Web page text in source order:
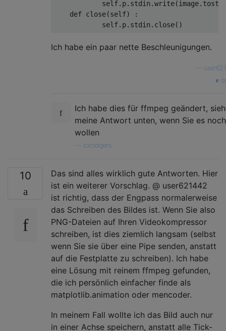
def close(self) :
Ich habe ein paar nette Beschleunigungen.
Ich habe dies für ffmpeg geändert,
meine Antwort unten, wenn Sie es noch
wollen
cxrodgers
10
Das sind alles wirklich gute Antworten. Hier
ist ein weiterer Vorschlag. @ user621442
ist richtig, dass der Engpass normalerweise
das Schreiben des Bildes ist. Wenn Sie also
PNG-Dateien auf Ihren Videokompressor
schreiben, ist dies ziemlich langsam (selbst
wenn Sie sie über eine Pipe senden, anstatt
auf die Festplatte zu schreiben). Ich habe
eine Lösung mit reinem ffmpeg gefunden,
die ich persönlich einfacher finde als
matplotlib.animation oder mencoder.
In meinem Fall wollte ich das Bild auch nur
in einer Achse speichern, anstatt alle Tick-